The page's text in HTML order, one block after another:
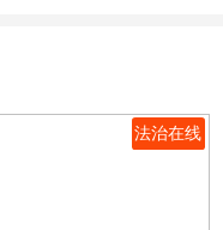
法治在线